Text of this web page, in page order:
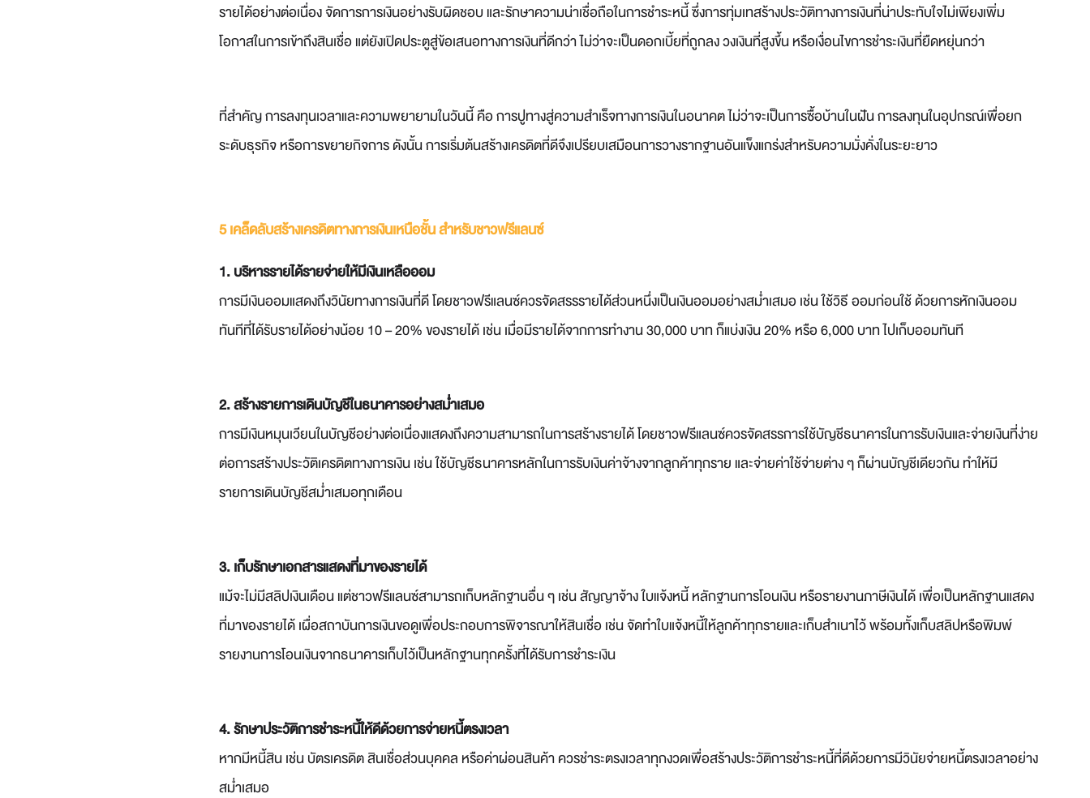
รายได้อย่างต่อเนื่อง จัดการการเงินอย่างรับผิดชอบ และรักษาความน่าเชื่อถือในการชำระหนี้ ซึ่งการทุ่มเทสร้างประวัติทางการเงินที่น่าประทับใจไม่เพียงเพิ่ม
โอกาสในการเข้าถึงสินเชื่อ แต่ยังเปิดประตูสู่ข้อเสนอทางการเงินที่ดีกว่า ไม่ว่าจะเป็นดอกเบี้ยที่ถูกลง วงเงินที่สูงขึ้น หรือเงื่อนไขการชำระเงินที่ยืดหยุ่นกว่า
ที่สำคัญ การลงทุนเวลาและความพยายามในวันนี้ คือ การปูทางสู่ความสำเร็จทางการเงินในอนาคต ไม่ว่าจะเป็นการซื้อบ้านในฝัน การลงทุนในอุปกรณ์เพื่อยก
ระดับธุรกิจ หรือการขยายกิจการ ดังนั้น การเริ่มต้นสร้างเครดิตที่ดีจึงเปรียบเสมือนการวางรากฐานอันแข็งแกร่งสำหรับความมั่งคั่งในระยะยาว
5 เคล็ดลับสร้างเครดิตทางการเงินเหนือชั้น สำหรับชาวฟรีแลนซ์
1. บริหารรายได้รายจ่ายให้มีเงินเหลือออม
การมีเงินออมแสดงถึงวินัยทางการเงินที่ดี โดยชาวฟรีแลนซ์ควรจัดสรรรายได้ส่วนหนึ่งเป็นเงินออมอย่างสม่ำเสมอ เช่น ใช้วิธี ออมก่อนใช้ ด้วยการหักเงินออม
ทันทีที่ได้รับรายได้อย่างน้อย 10 – 20% ของรายได้ เช่น เมื่อมีรายได้จากการทำงาน 30,000 บาท ก็แบ่งเงิน 20% หรือ 6,000 บาท ไปเก็บออมทันที
2. สร้างรายการเดินบัญชีในธนาคารอย่างสม่ำเสมอ
การมีเงินหมุนเวียนในบัญชีอย่างต่อเนื่องแสดงถึงความสามารถในการสร้างรายได้ โดยชาวฟรีแลนซ์ควรจัดสรรการใช้บัญชีธนาคารในการรับเงินและจ่ายเงินที่ง่าย
ต่อการสร้างประวัติเครดิตทางการเงิน เช่น ใช้บัญชีธนาคารหลักในการรับเงินค่าจ้างจากลูกค้าทุกราย และจ่ายค่าใช้จ่ายต่าง ๆ ก็ผ่านบัญชีเดียวกัน ทำให้มี
รายการเดินบัญชีสม่ำเสมอทุกเดือน
3. เก็บรักษาเอกสารแสดงที่มาของรายได้
แม้จะไม่มีสลิปเงินเดือน แต่ชาวฟรีแลนซ์สามารถเก็บหลักฐานอื่น ๆ เช่น สัญญาจ้าง ใบแจ้งหนี้ หลักฐานการโอนเงิน หรือรายงานภาษีเงินได้ เพื่อเป็นหลักฐานแสดง
ที่มาของรายได้ เผื่อสถาบันการเงินขอดูเพื่อประกอบการพิจารณาให้สินเชื่อ เช่น จัดทำใบแจ้งหนี้ให้ลูกค้าทุกรายและเก็บสำเนาไว้ พร้อมทั้งเก็บสลิปหรือพิมพ์
รายงานการโอนเงินจากธนาคารเก็บไว้เป็นหลักฐานทุกครั้งที่ได้รับการชำระเงิน
4. รักษาประวัติการชำระหนี้ให้ดีด้วยการจ่ายหนี้ตรงเวลา
หากมีหนี้สิน เช่น บัตรเครดิต สินเชื่อส่วนบุคคล หรือค่าผ่อนสินค้า ควรชำระตรงเวลาทุกงวดเพื่อสร้างประวัติการชำระหนี้ที่ดีด้วยการมีวินัยจ่ายหนี้ตรงเวลาอย่าง
สม่ำเสมอ